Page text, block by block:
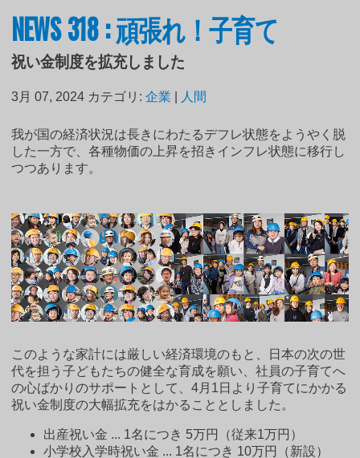
NEWS 318 : 頑張れ！子育て
祝い金制度を拡充しました
3月 07, 2024 カテゴリ:企業 人間
我が国の経済状況は長きにわたるデフレ状態をようやく脱
した一方で、各種物価の上昇を招きインフレ状態に移行し
つつあります。
このような家計には厳しい経済環境のもと、日本の次の世
代を担う子どもたちの健全な育成を願い、社員の子育てへ
の心ばかりのサポートとして、4月1日より子育てにかかる
祝い金制度の大幅拡充をはかることとしました。
出産祝い金 ... 1名につき 5万円（従来1万円）
小学校入学時祝い金 ... 1名につき 10万円（新設）